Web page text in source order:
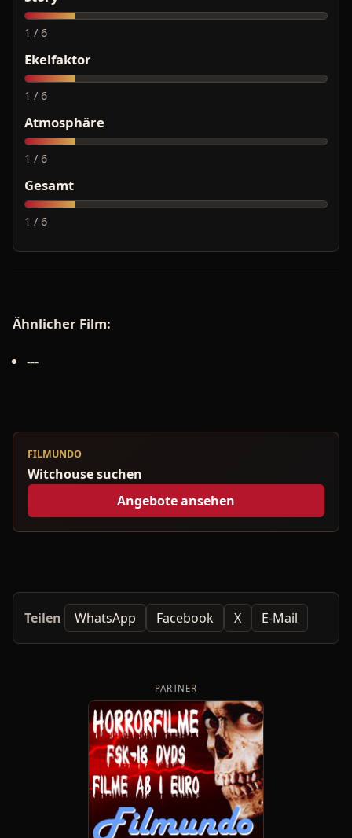
1 / 6
Ekelfaktor
1 / 6
Atmosphäre
1 / 6
Gesamt
1 / 6
Ähnlicher Film:
---
FILMUNDO
Witchouse suchen
Angebote ansehen
Teilen WhatsApp Facebook X E-Mail
PARTNER